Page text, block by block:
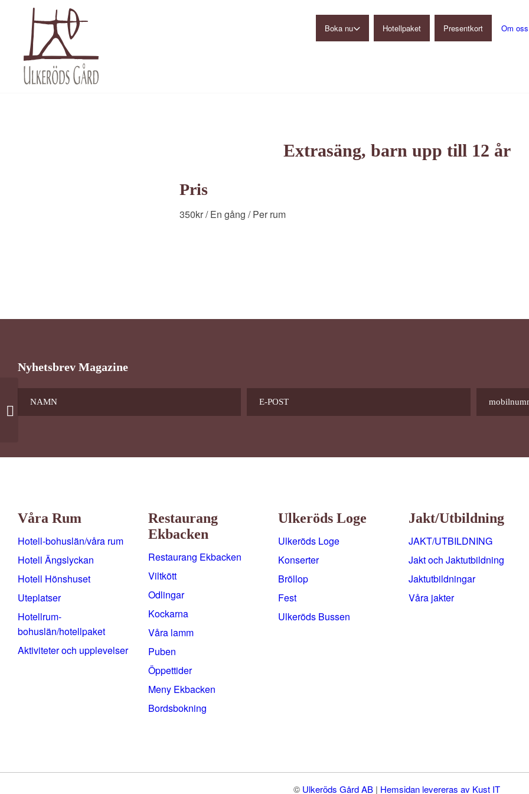
Boka nu Hotellpaket Presentkort Om oss
Extrasäng, barn upp till 12 år
Pris
350kr/ En gång / Per rum
Våra Rum
Hotell-bohuslän/våra rum
Hotell Ängslyckan
Hotell Hönshuset
Uteplatser
Hotellrum-
bohuslän/hotellpaket
Aktiviteter och upplevelser
Restaurang
Ekbacken
Restaurang Ekbacken
Viltkött
Odlingar
Kockarna
Våra lamm
Puben
Öppettider
Meny Ekbacken
Bordsbokning
Ulkeröds Loge
Ulkeröds Loge
Konserter
Bröllop
Fest
Ulkeröds Bussen
Jakt/utbildning
JAKT/UTBILDNING
Jakt och Jaktutbildning
Jaktutbildningar
Våra jakter
Nyhetsbrev Magazine
© Ulkeröds Gård AB | Hemsidan levereras av Kust IT